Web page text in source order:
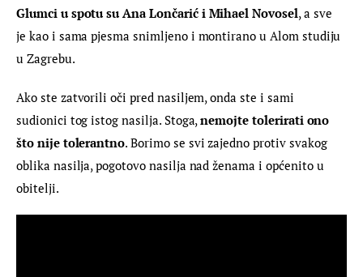
Glumci u spotu su Ana Lončarić i Mihael Novosel, a sve
je kao i sama pjesma snimljeno i montirano u Alom studiju
u Zagrebu.
Ako ste zatvorili oči pred nasiljem, onda ste i sami
sudionici tog istog nasilja. Stoga, nemojte tolerirati ono
što nije tolerantno. Borimo se svi zajedno protiv svakog
oblika nasilja, pogotovo nasilja nad ženama i općenito u
obitelji.